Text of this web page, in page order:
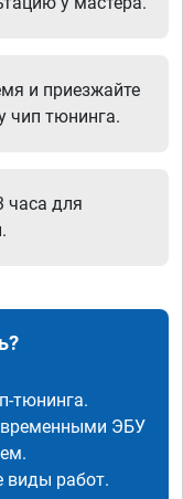
и приезжайте
чип тюнинга.
часа для
тюнинга.
ЭБУ
виды работ.